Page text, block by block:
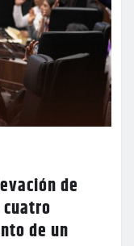
de
de un